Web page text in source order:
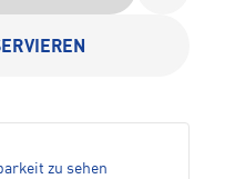
zu sehen